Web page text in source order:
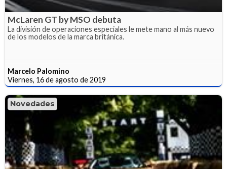
McLaren GT by MSO debuta
La división de operaciones especiales le mete mano al más nuevo
de los modelos de la marca británica.
Marcelo Palomino
Viernes, 16 de agosto de 2019
Novedades